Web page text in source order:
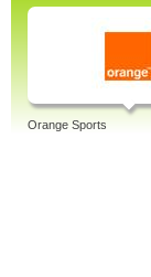
Orange Sports